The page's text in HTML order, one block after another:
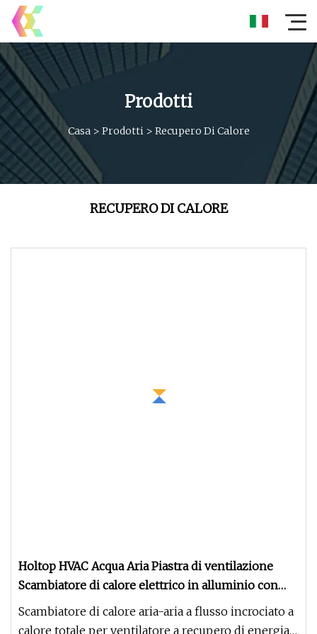
Prodotti
Casa > Prodotti > Recupero Di Calore
RECUPERO DI CALORE
Holtop HVAC Acqua Aria Piastra di ventilazione
Scambiatore di calore elettrico in alluminio con
recuperatore
Scambiatore di calore aria-aria a flusso incrociato a
calore totale per ventilatore a recupero di energia